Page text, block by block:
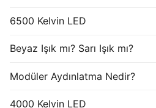
6500 Kelvin LED
Beyaz Işık mı? Sarı Işık mı?
Modüler Aydınlatma Nedir?
4000 Kelvin LED